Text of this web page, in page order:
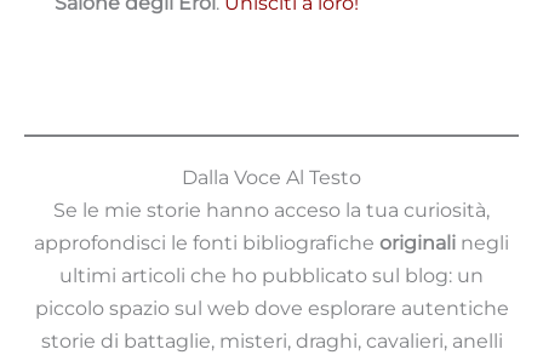
Dalla Voce Al Testo
Se le mie storie hanno acceso la tua curiosità,
approfondisci le fonti bibliografiche originali negli
ultimi articoli che ho pubblicato sul blog: un
piccolo spazio sul web dove esplorare autentiche
storie di battaglie, misteri, draghi, cavalieri, anelli